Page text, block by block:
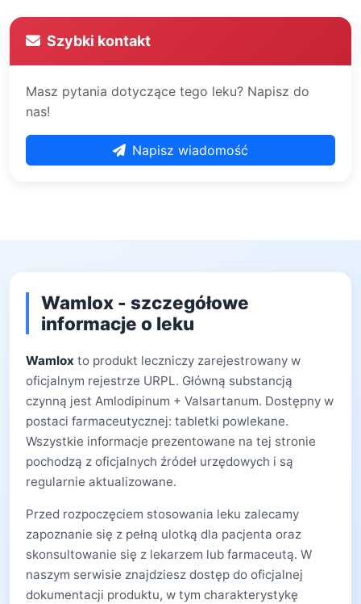
Szybki kontakt
Masz pytania dotyczące tego leku? Napisz do
nas!
Napisz wiadomość
Wamlox - szczegółowe
informacje o leku
Wamlox to produkt leczniczy zarejestrowany w
oficjalnym rejestrze URPL. Główną substancją
czynną jest Amlodipinum + Valsartanum. Dostępny w
postaci farmaceutycznej: tabletki powlekane.
Wszystkie informacje prezentowane na tej stronie
pochodzą z oficjalnych źródeł urzędowych i są
regularnie aktualizowane.
Przed rozpoczęciem stosowania leku zalecamy
zapoznanie się z pełną ulotką dla pacjenta oraz
skonsultowanie się z lekarzem lub farmaceutą. W
naszym serwisie znajdziesz dostęp do oficjalnej
dokumentacji produktu, w tym charakterystykę